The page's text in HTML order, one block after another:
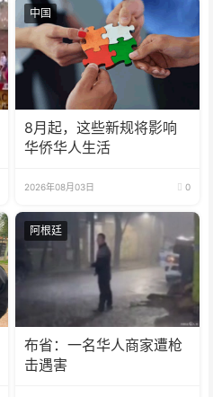
中国
8月起，这些新规将影响
华侨华人生活
2026年08月03日 0
阿根廷
布省：一名华人商家遭枪
击遇害